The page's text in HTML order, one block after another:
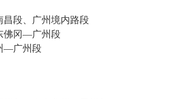
段、广州境内路段
冈—广州段
—广州段